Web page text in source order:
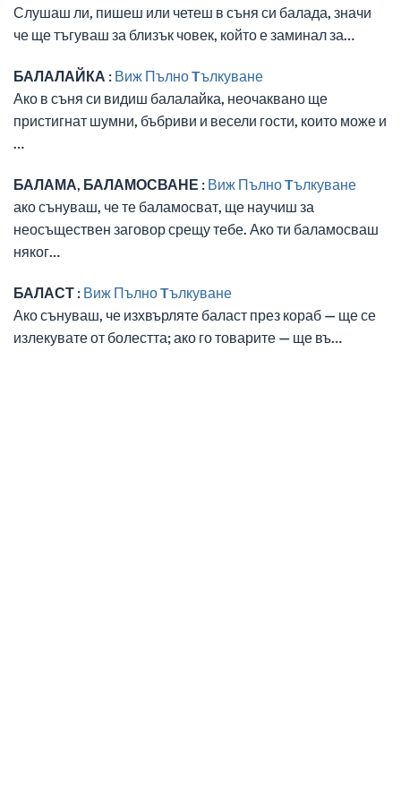
Слушаш ли, пишеш или четеш в съня си балада, значи
че ще тъгуваш за близък човек, който е заминал за…
БАЛАЛАЙКА : Виж Пълно Tълкуване
Ако в съня си видиш балалайка, неочаквано ще
пристигнат шумни, бъбриви и весели гости, които може и
…
БАЛАМА, БАЛАМОСВАНЕ : Виж Пълно Tълкуване
ако сънуваш, че те баламосват, ще научиш за
неосъществен заговор срещу тебе. Ако ти баламосваш
няког…
БАЛАСТ : Виж Пълно Tълкуване
Ако сънуваш, че изхвърляте баласт през кораб — ще се
излекувате от болестта; ако го товарите — ще въ…